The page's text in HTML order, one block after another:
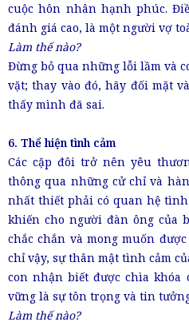
cuộc hôn nhân hạnh phúc.
đánh giá cao, là một người vợ
Làm thế nào?
Đừng bỏ qua những lỗi lầm và
vặt; thay vào đó, hãy đối mặt
thấy mình đã sai.
6. Thể hiện tình cảm
Các cặp đôi trở nên yêu
thông qua những cử chỉ và
nhất thiết phải có quan hệ
khiến cho người đàn ông của
chắc chắn và mong muốn
chỉ vậy, sự thân mật tình cảm
con nhận biết được chìa khóa
vững là sự tôn trọng và tin
Làm thế nào?